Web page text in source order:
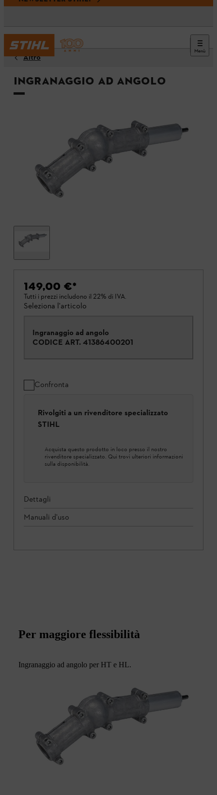
Menù
Altro
Ingranaggio ad angolo
149,00 €*
Tutti i prezzi includono il 22% di IVA.
Seleziona l'articolo
Ingranaggio ad angolo
CODICE ART. 41386400201
Confronta
Rivolgiti a un rivenditore specializzato
STIHL
Acquista questo prodotto in loco presso il nostro
rivenditore specializzato. Qui trovi ulteriori informazioni
sulla disponibilità.
Dettagli
Manuali d'uso
Per maggiore flessibilità
Ingranaggio ad angolo per HT e HL.